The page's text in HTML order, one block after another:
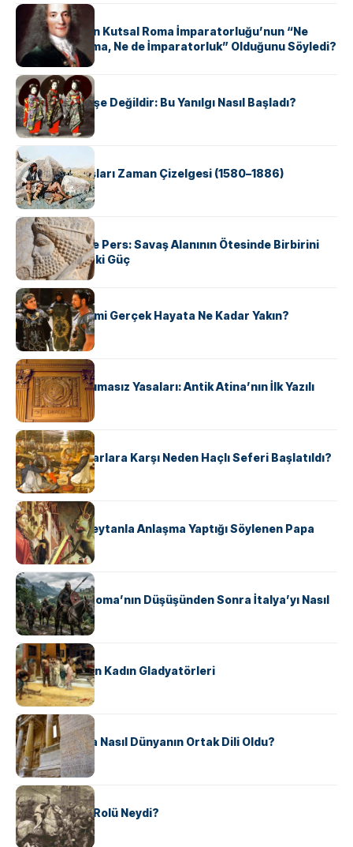
KÜLTÜR
Voltaire Neden Kutsal Roma İmparatorluğu’nun “Ne
Kutsal, Ne Roma, Ne de İmparatorluk” Olduğunu Söyledi?
KÜLTÜR
Geyşalar Fahişe Değildir: Bu Yanılgı Nasıl Başladı?
KÜLTÜR
Apache Savaşları Zaman Çizelgesi (1580–1886)
KÜLTÜR
Antik Yunan ve Pers: Savaş Alanının Ötesinde Birbirini
Şekillendiren İki Güç
KÜLTÜR
‘Gladiator’ Filmi Gerçek Hayata Ne Kadar Yakın?
KÜLTÜR
Draco’nun Acımasız Yasaları: Antik Atina’nın İlk Yazılı
Hukuk Kodu
KÜLTÜR
Avrupalı ​​Katharlara Karşı Neden Haçlı Seferi Başlatıldı?
KÜLTÜR
II. Silvester: Şeytanla Anlaşma Yaptığı Söylenen Papa
KÜLTÜR
Ostrogotlar Roma’nın Düşüşünden Sonra İtalya’yı Nasıl
Ele Geçirdi?
KÜLTÜR
Antik Roma’nın Kadın Gladyatörleri
KÜLTÜR
Antik Yunanca Nasıl Dünyanın Ortak Dili Oldu?
KÜLTÜR
Valdensler’in Rolü Neydi?